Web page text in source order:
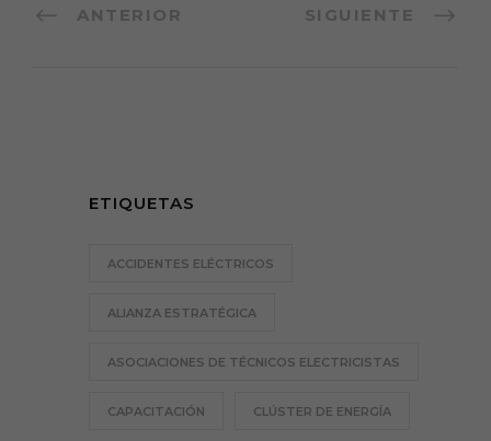
ANTERIOR SIGUIENTE
ETIQUETAS
ACCIDENTES ELÉCTRICOS
ALIANZA ESTRATÉGICA
ASOCIACIONES DE TÉCNICOS ELECTRICISTAS
CAPACITACIÓN CLÚSTER DE ENERGÍA